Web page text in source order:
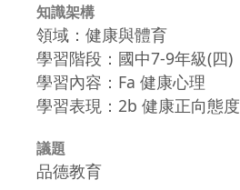
知識架構
領域：健康與體育
學習階段：國中7-9年級(四)
學習內容：Fa 健康心理
學習表現：2b 健康正向態度
議題
品德教育